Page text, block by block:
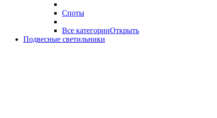
Споты
Все категорииОткрыть
Подвесные светильники